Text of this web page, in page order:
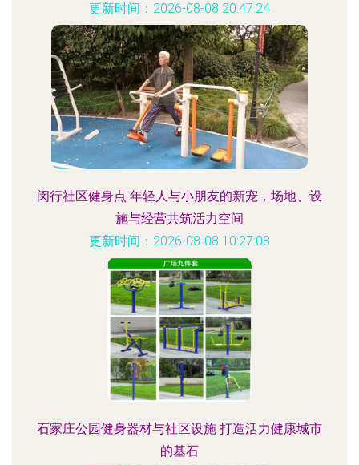
更新时间：2026-08-08 20:47:24
闵行社区健身点 年轻人与小朋友的新宠，场地、设
施与经营共筑活力空间
更新时间：2026-08-08 10:27:08
石家庄公园健身器材与社区设施 打造活力健康城市
的基石